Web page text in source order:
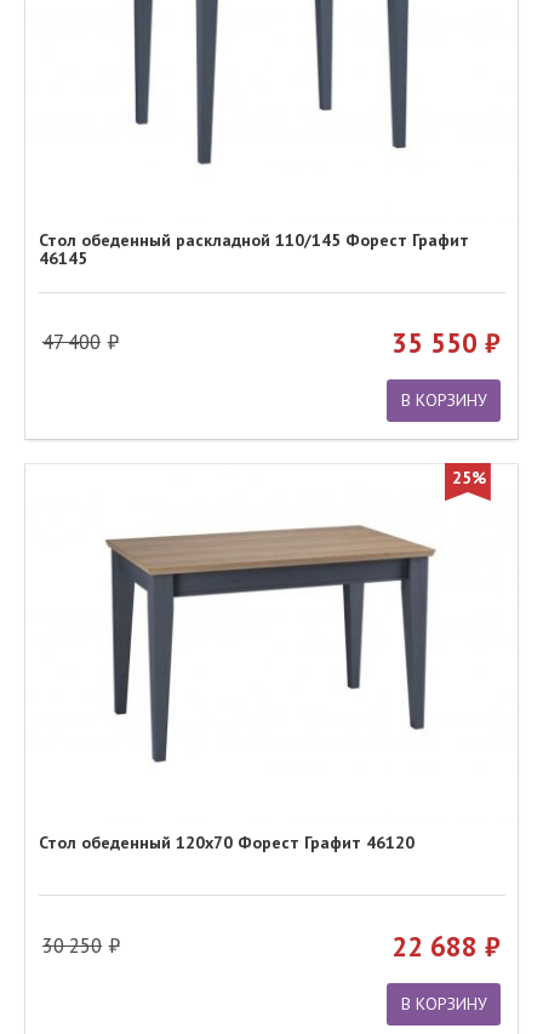
Стол обеденный раскладной 110/145 Форест Графит
46145
47 400 35 550
В КОРЗИНУ
25%
Стол обеденный 120х70 Форест Графит 46120
30 250 22 688
В КОРЗИНУ